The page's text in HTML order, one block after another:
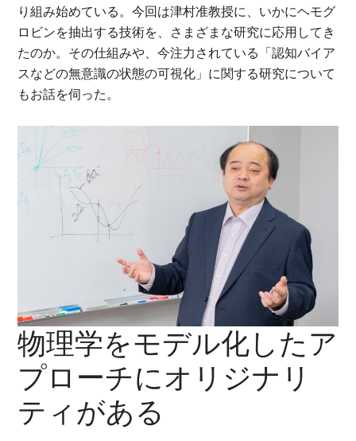
り組み始めている。今回は津村准教授に、いかにヘモグ
ロビンを抽出する技術を、さまざまな研究に応用してき
たのか。その仕組みや、今注力されている「認知バイア
スなどの無意識の状態の可視化」に関する研究について
もお話を伺った。
物理学をモデル化したア
プローチにオリジナリ
ティがある